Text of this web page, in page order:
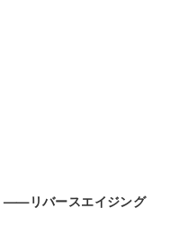
——リバースエイジング